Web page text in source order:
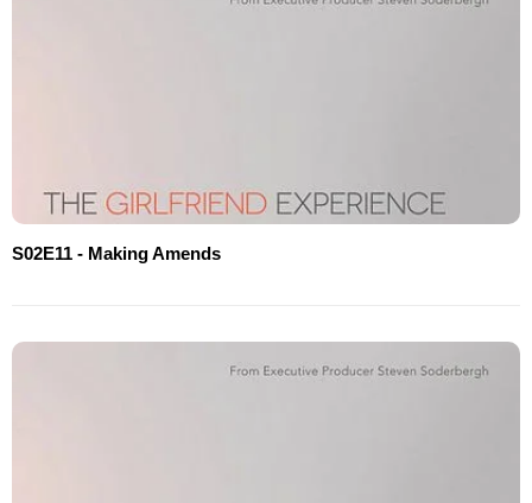
S02E11 - Making Amends